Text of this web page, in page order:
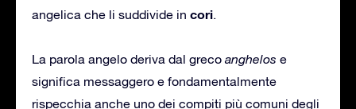
angelica che li suddivide in cori.
La parola angelo deriva dal greco anghelos e
significa messaggero e fondamentalmente
rispecchia anche uno dei compiti più comuni degli